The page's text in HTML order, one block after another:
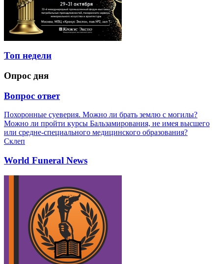
Топ недели
Опрос дня
Вопрос ответ
Похоронные суеверия. Можно ли брать землю с могилы?
Можно ли пройти курсы Бальзамирования, не имея высшего
или средне-специального медицинского образования?
Склеп
World Funeral News